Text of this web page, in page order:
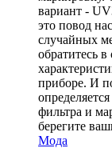
вариант -
это повод
случайных
обратитесь
приборе. И
фильтра и
берегите
Мода